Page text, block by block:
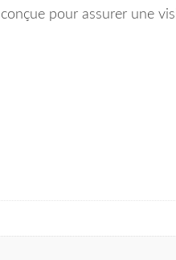
pour assurer une